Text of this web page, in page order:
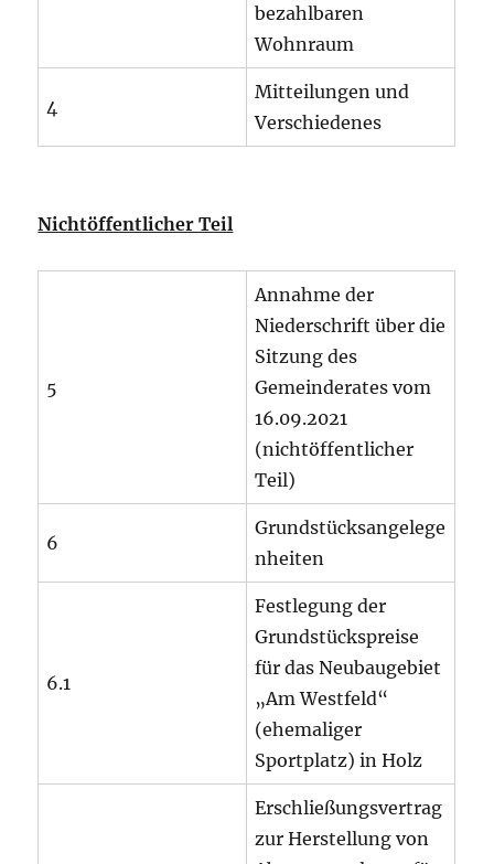
bezahlbaren
Wohnraum
4
Mitteilungen und
Verschiedenes
Nichtöffentlicher Teil
5
Annahme der
Niederschrift über die
Sitzung des
Gemeinderates vom
16.09.2021
(nichtöffentlicher
Teil)
6
Grundstücksangelege
nheiten
6.1
Festlegung der
Grundstückspreise
für das Neubaugebiet
„Am Westfeld“
(ehemaliger
Sportplatz) in Holz
Erschließungsvertrag
zur Herstellung von